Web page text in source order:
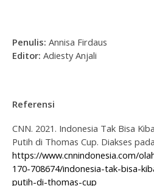
Penulis: Annisa Firdaus
Editor: Adiesty Anjali
Referensi
CNN. 2021. Indonesia Tak Bisa
Putih di Thomas Cup. Diakses
https://www.cnnindonesia.com/
170-708674/indonesia-tak-bisa-
putih-di-thomas-cup